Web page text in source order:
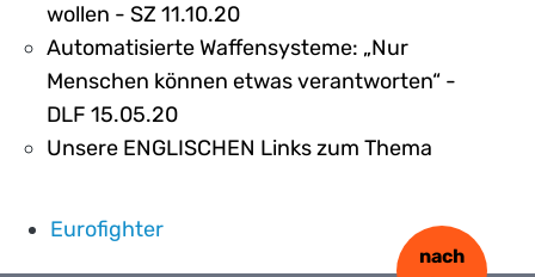
wollen - SZ 11.10.20
Automatisierte Waffensysteme: „Nur
Menschen können etwas verantworten“ -
DLF 15.05.20
Unsere ENGLISCHEN Links zum Thema
Eurofighter
nach